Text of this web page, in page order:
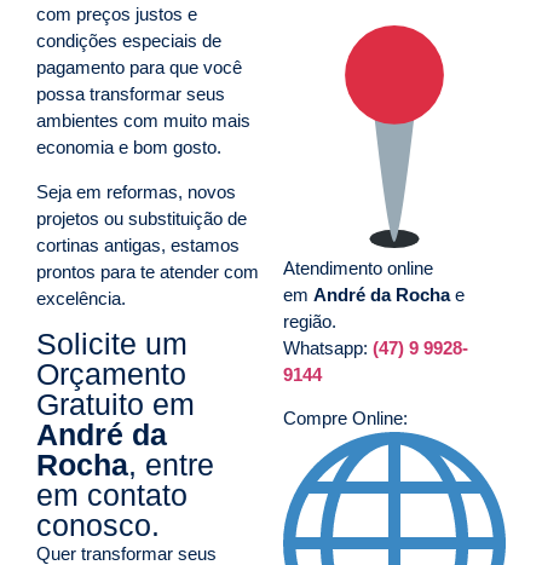
com preços justos e
condições especiais de
pagamento para que você
possa transformar seus
ambientes com muito mais
economia e bom gosto.
Seja em reformas, novos
projetos ou substituição de
cortinas antigas, estamos
prontos para te atender com
excelência.
Solicite um
Orçamento
Gratuito em
André da
Rocha, entre
em contato
conosco.
Quer transformar seus
Atendimento online
em André da Rochae
região.
Whatsapp: (47) 9 9928-
9144
Compre Online: